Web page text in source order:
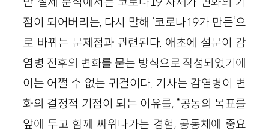
점이 되어버리는, 다시 말해 ‘코로나19가 만든’으
로 바뀌는 문제점과 관련된다. 애초에 설문이 감
염병 전후의 변화를 묻는 방식으로 작성되었기에
이는 어쩔 수 없는 귀결이다. 기사는 감염병이 변
화의 결정적 기점이 되는 이유를, “공동의 목표를
앞에 두고 함께 싸워나가는 경험, 공동체에 중요